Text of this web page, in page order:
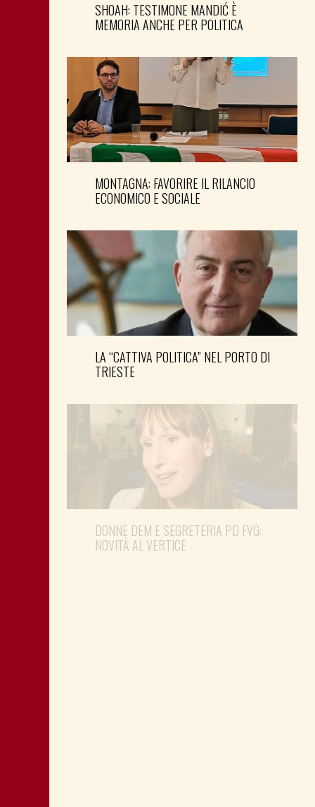
SHOAH: TESTIMONE MANDIĆ È
MEMORIA ANCHE PER POLITICA
MONTAGNA: FAVORIRE IL RILANCIO
ECONOMICO E SOCIALE
LA “CATTIVA POLITICA” NEL PORTO DI
TRIESTE
DONNE DEM E SEGRETERIA PD FVG:
NOVITÀ AL VERTICE